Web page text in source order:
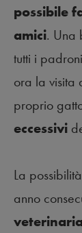
possibile
amici. Una
tutti i
ora la visita
proprio
eccessivi
La
anno
veterinaria